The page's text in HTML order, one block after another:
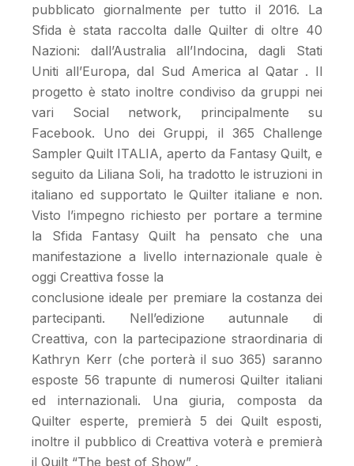
pubblicato giornalmente per tutto il 2016. La
Sfida è stata raccolta dalle Quilter di oltre 40
Nazioni: dall’Australia all’Indocina, dagli Stati
Uniti all’Europa, dal Sud America al Qatar . Il
progetto è stato inoltre condiviso da gruppi nei
vari Social network, principalmente su
Facebook. Uno dei Gruppi, il 365 Challenge
Sampler Quilt ITALIA, aperto da Fantasy Quilt, e
seguito da Liliana Soli, ha tradotto le istruzioni in
italiano ed supportato le Quilter italiane e non.
Visto l’impegno richiesto per portare a termine
la Sfida Fantasy Quilt ha pensato che una
manifestazione a livello internazionale quale è
oggi Creattiva fosse la
conclusione ideale per premiare la costanza dei
partecipanti. Nell’edizione autunnale di
Creattiva, con la partecipazione straordinaria di
Kathryn Kerr (che porterà il suo 365) saranno
esposte 56 trapunte di numerosi Quilter italiani
ed internazionali. Una giuria, composta da
Quilter esperte, premierà 5 dei Quilt esposti,
inoltre il pubblico di Creattiva voterà e premierà
il Quilt “The best of Show” .